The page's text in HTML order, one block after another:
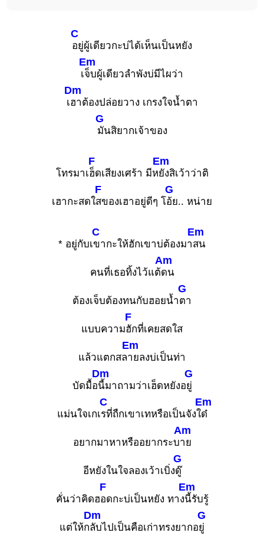
C
อยู่ผู้เดียวกะบ่ได้เห็นเป็นหยัง
เ
Em
จ็บผู้เดียวลำพังบ่มีไผว่า
เ
Dm
ฮาต้องปล่อยวาง เกรงใจน้ำตา
G
มันสิยากเจ้าของ
โทรมาเ
F
ฮ็ดเสียงเศร้า มีห
Em
ยังสิเว้าว่าติ
เฮากะสดใ
F
สของเฮาอยู่ดีๆ โ
G
อ้ย.. หน่าย
* อยู่กับเ
C
ขากะให้ฮักเขาบ่ต้องมา
Em
สน
คนที่เธอทิ้งไว้แต้
Am
ดน
ต้องเจ็บต้องทนกับฮอยน้ำ
G
ตา
แบบความ
F
ฮักที่เคยสดใส
แล้วแตกสล
Em
ายลงบ่เป็นท่า
บัดมื้อ
Dm
นี้มาถามว่าเฮ็ดหยังอ
G
ยู่
แม่นใจเกเ
C
รที่ถืกเขาเทหรือเป็นจังใ
Em
ด๋
อยากมาหาหรืออยากระบ
Am
าย
อีหยังในใจลองเว้าเบิ่ง
G
ดู๊
คั่นว่าคิดฮ
F
อดกะบ่เป็นหยัง ทาง
Em
นี้รับรู้
แต่ให้ก
Dm
ลับไปเป็นคือเก่าทรงยากอ
G
ยู่